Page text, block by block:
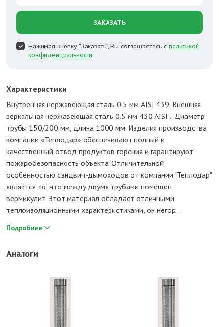
ЗАКАЗАТЬ
Нажимая кнопку “Заказать”, Вы соглашаетесь с политикой
конфиденциальности
Характеристики
Внутренняя нержавеющая сталь 0.5 мм AISI 439. Внешняя
зеркальная нержавеющая сталь 0.5 мм 430 AISI . Диаметр
трубы 150/200 мм, длина 1000 мм. Изделия производства
компании «Теплодар» обеспечивают полный и
качественный отвод продуктов горения и гарантируют
пожаробезопасность объекта. Отличительной
особенностью сэндвич-дымоходов от компании "Теплодар"
является то, что между двумя трубами помещен
вермикулит. Этот материал обладает отличными
теплоизоляционными характеристиками, он негор...
Подробнее
Аналоги